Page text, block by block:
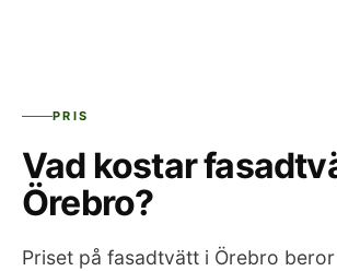
PRIS
Vad kostar
Örebro?
Priset på fasadtvätt i Örebro